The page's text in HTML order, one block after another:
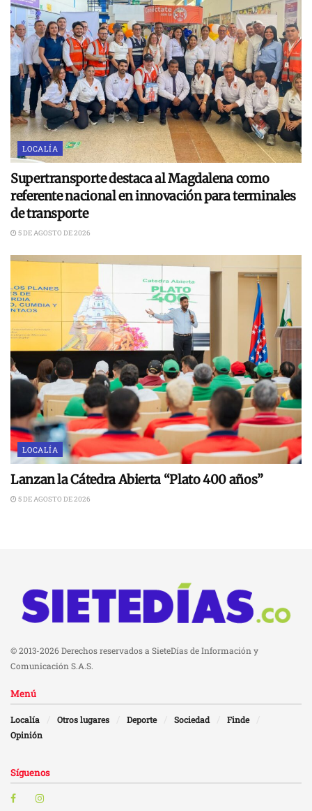
LOCALÍA
Supertransporte destaca al Magdalena como
referente nacional en innovación para terminales
de transporte
5 DE AGOSTO DE 2026
LOCALÍA
Lanzan la Cátedra Abierta “Plato 400 años”
5 DE AGOSTO DE 2026
© 2013-2026 Derechos reservados a SieteDías de Información y
Comunicación S.A.S.
Menú
Localía Otros lugares Deporte Sociedad
Finde
Opinión
Síguenos